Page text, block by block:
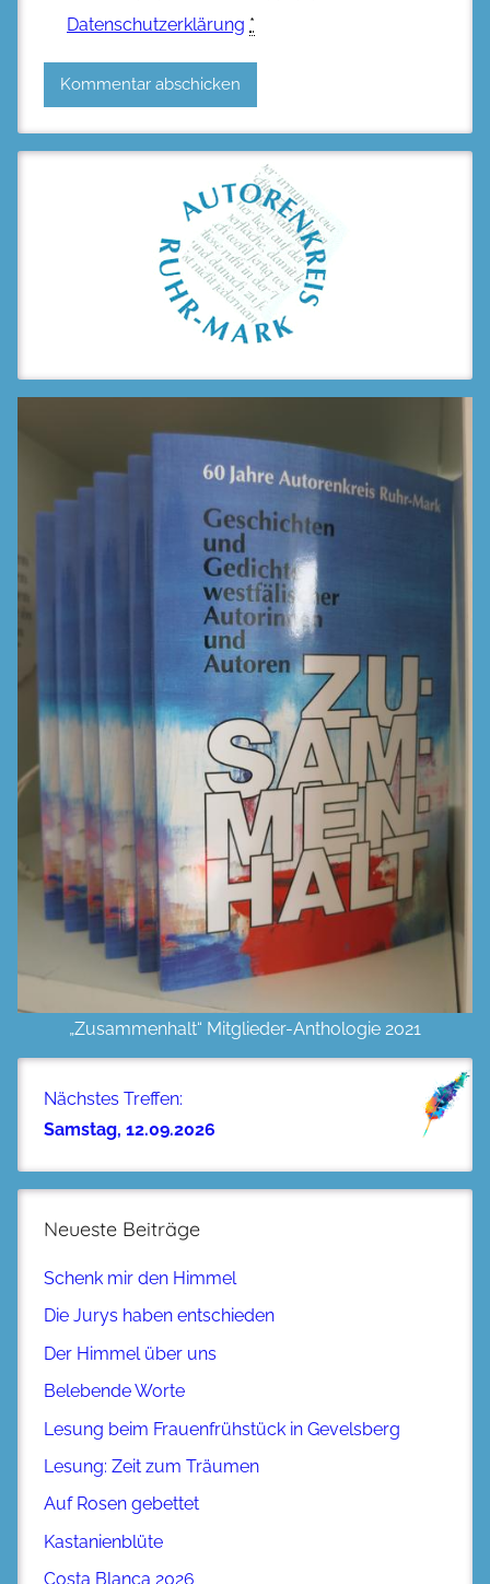
Datenschutzerklärung *
„Zusammenhalt“ Mitglieder-Anthologie 2021
Nächstes Treffen:
Samstag, 12.09.2026
Neueste Beiträge
Schenk mir den Himmel
Die Jurys haben entschieden
Der Himmel über uns
Belebende Worte
Lesung beim Frauenfrühstück in Gevelsberg
Lesung: Zeit zum Träumen
Auf Rosen gebettet
Kastanienblüte
Costa Blanca 2026